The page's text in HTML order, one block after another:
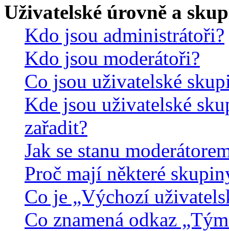
Uživatelské úrovně a
Kdo jsou administrátoři?
Kdo jsou moderátoři?
Co jsou uživatelské
Kde jsou uživatelské
zařadit?
Jak se stanu
Proč mají některé
Co je „Výchozí
Co znamená odkaz